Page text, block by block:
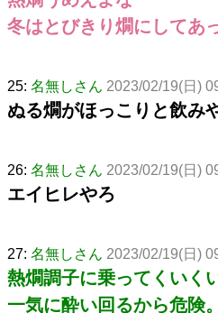
冬はとびきり燗にしてあ
25: 名無しさん 2023/02/19(日)
ぬる燗がほっこりと飲み
26: 名無しさん 2023/02/19(日)
エイヒレやろ
27: 名無しさん 2023/02/19(日)
熱燗調子に乗ってくいく
一気に酔い回るから危険